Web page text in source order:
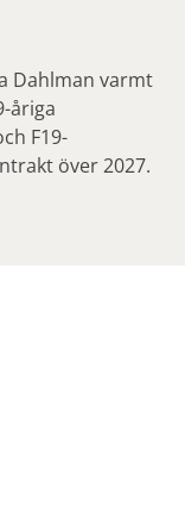
Dahlman varmt
åriga
F19-
över 2027.